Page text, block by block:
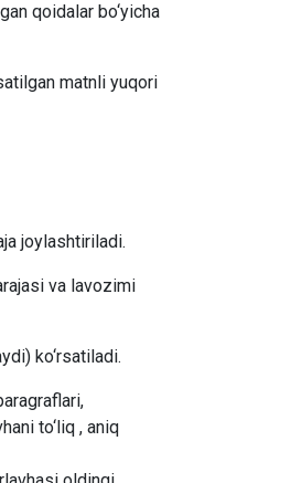
qoidalar bo‘yicha
matnli yuqori
joylashtiriladi.
va lavozimi
ko‘rsatiladi.
to‘liq , aniq